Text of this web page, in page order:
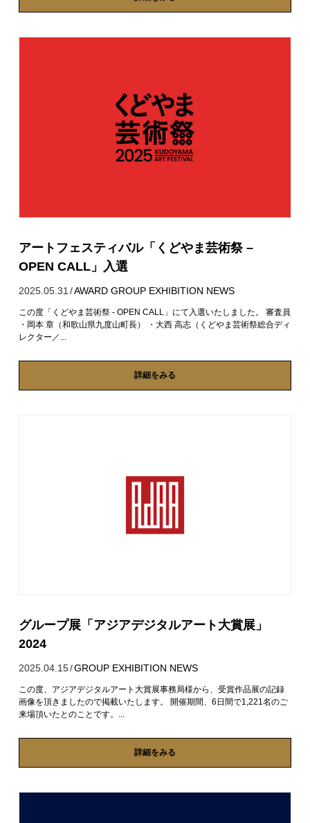
アートフェスティバル「くどやま芸術祭 –
OPEN CALL」入選
2025.05.31 /AWARD GROUP EXHIBITION NEWS
この度「くどやま芸術祭 - OPEN CALL」にて入選いたしました。 審査員
・岡本 章（和歌山県九度山町長） ・大西 高志（くどやま芸術祭総合ディ
レクター／...
詳細をみる
グループ展「アジアデジタルアート大賞展」
2024
2025.04.15/GROUP EXHIBITION NEWS
この度、アジアデジタルアート大賞展事務局様から、受賞作品展の記録
画像を頂きましたので掲載いたします。 開催期間、6日間で1,221名のご
来場頂いたとのことです。...
詳細をみる